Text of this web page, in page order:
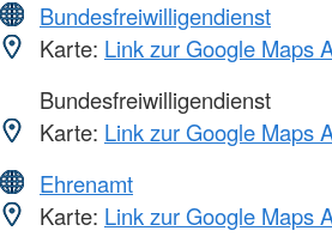
Bundesfreiwilligendienst
Karte: Link zur Google Maps
Bundesfreiwilligendienst
Karte: Link zur Google Maps
Ehrenamt
Karte: Link zur Google Maps